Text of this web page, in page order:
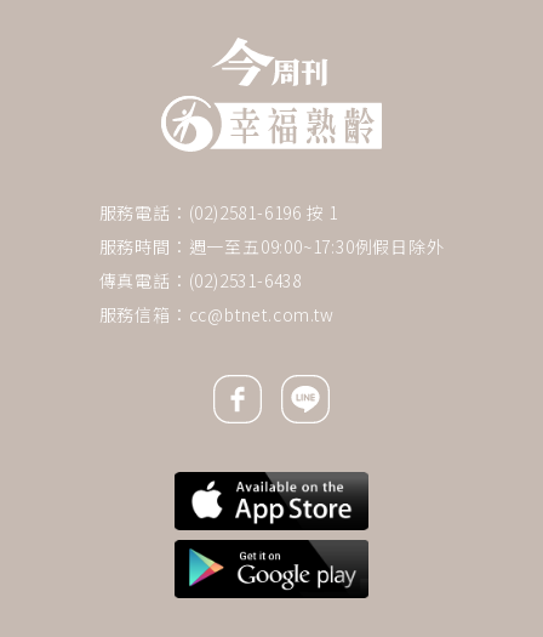
服務電話：(02)2581-6196 按 1
服務時間：週一至五09:00~17:30例假日除外
傳真電話：(02)2531-6438
服務信箱： cc@btnet.com.tw
Facebook icon
Line icon